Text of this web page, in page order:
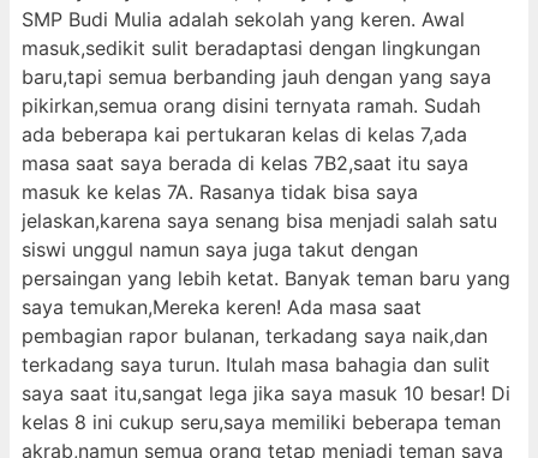
SMP Budi Mulia adalah sekolah yang keren. Awal
masuk,sedikit sulit beradaptasi dengan lingkungan
baru,tapi semua berbanding jauh dengan yang saya
pikirkan,semua orang disini ternyata ramah. Sudah
ada beberapa kai pertukaran kelas di kelas 7,ada
masa saat saya berada di kelas 7B2,saat itu saya
masuk ke kelas 7A. Rasanya tidak bisa saya
jelaskan,karena saya senang bisa menjadi salah satu
siswi unggul namun saya juga takut dengan
persaingan yang lebih ketat. Banyak teman baru yang
saya temukan,Mereka keren! Ada masa saat
pembagian rapor bulanan, terkadang saya naik,dan
terkadang saya turun. Itulah masa bahagia dan sulit
saya saat itu,sangat lega jika saya masuk 10 besar! Di
kelas 8 ini cukup seru,saya memiliki beberapa teman
akrab,namun semua orang tetap menjadi teman saya